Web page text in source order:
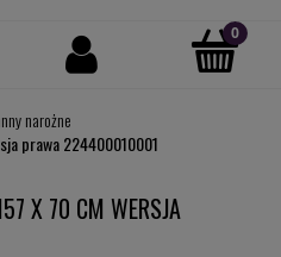
narożne
prawa 224400010001
X 70 CM WERSJA